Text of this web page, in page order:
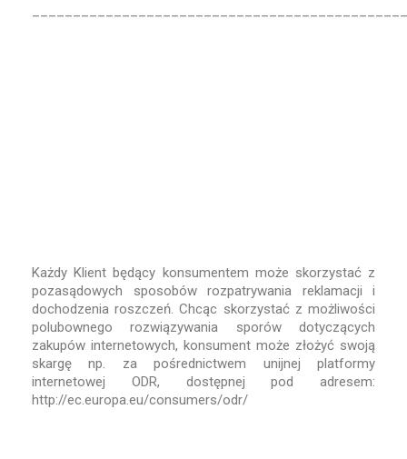
Każdy Klient będący konsumentem może skorzystać z
pozasądowych sposobów rozpatrywania reklamacji i
dochodzenia roszczeń. Chcąc skorzystać z możliwości
polubownego rozwiązywania sporów dotyczących
zakupów internetowych, konsument może złożyć swoją
skargę np. za pośrednictwem unijnej platformy
internetowej ODR, dostępnej pod adresem:
http://ec.europa.eu/consumers/odr/